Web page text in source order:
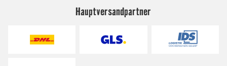
Hauptversandpartner